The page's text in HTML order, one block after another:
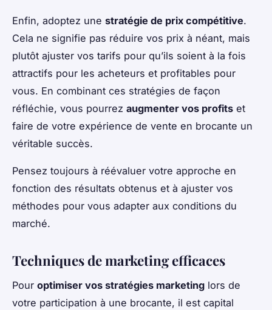
Enfin, adoptez une stratégie de prix compétitive.
Cela ne signifie pas réduire vos prix à néant, mais
plutôt ajuster vos tarifs pour qu’ils soient à la fois
attractifs pour les acheteurs et profitables pour
vous. En combinant ces stratégies de façon
réfléchie, vous pourrez augmenter vos profits et
faire de votre expérience de vente en brocante un
véritable succès.
Pensez toujours à réévaluer votre approche en
fonction des résultats obtenus et à ajuster vos
méthodes pour vous adapter aux conditions du
marché.
Techniques de marketing efficaces
Pour optimiser vos stratégies marketing lors de
votre participation à une brocante, il est capital